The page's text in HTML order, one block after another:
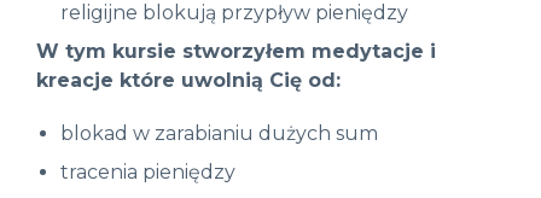
religijne blokują przypływ pieniędzy
W tym kursie stworzyłem medytacje i
kreacje które uwolnią Cię od:
blokad w zarabianiu dużych sum
tracenia pieniędzy